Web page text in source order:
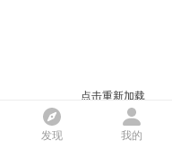
点击重新加载
发现 我的